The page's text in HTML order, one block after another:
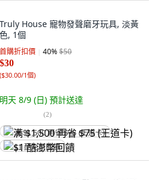
Truly House 寵物發聲磨牙玩具, 淡黃
色, 1個
首購折扣價 40%$50
$30
($30.00/1個)
明天 8/9 (日) 預計送達
(2)
满 $1,500 再省 $75 (王道卡)
$1 酷澎幣回饋